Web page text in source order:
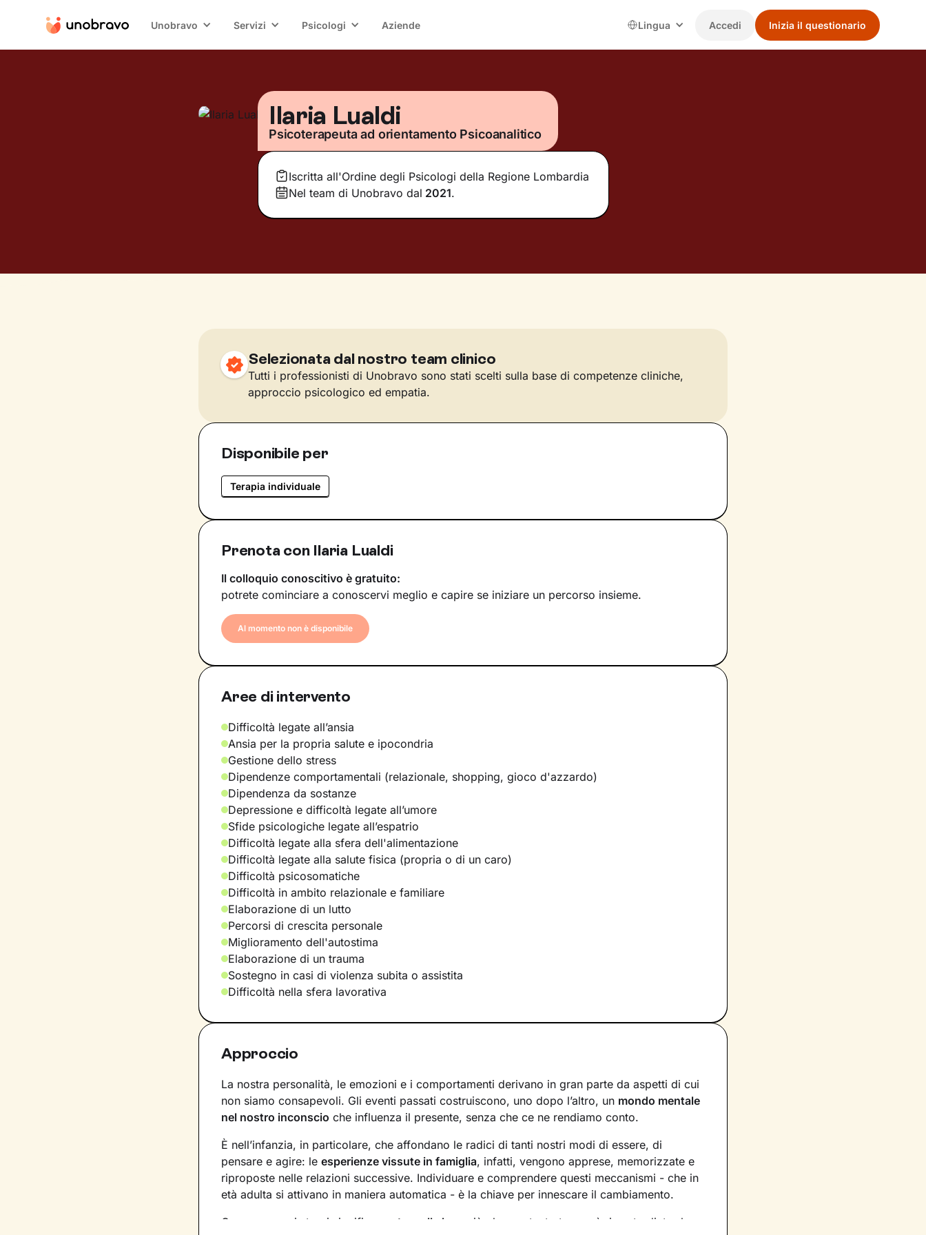
Unobravo Servizi Psicologi Aziende Lingua Accedi Inizia il questionario
Ilaria Lualdi
Psicoterapeuta ad orientamento Psicoanalitico
Iscritta all'Ordine degli Psicologi della Regione Lombardia
Nel team di Unobravo dal 2021.
Selezionata dal nostro team clinico
Tutti i professionisti di Unobravo sono stati scelti sulla base di competenze cliniche,
approccio psicologico ed empatia.
Disponibile per
Terapia individuale
Prenota con Ilaria Lualdi
Il colloquio conoscitivo è gratuito:
potrete cominciare a conoscervi meglio e capire se iniziare un percorso insieme.
Al momento non è disponibile
Aree di intervento
Difficoltà legate all’ansia
Ansia per la propria salute e ipocondria
Gestione dello stress
Dipendenze comportamentali (relazionale, shopping, gioco d'azzardo)
Dipendenza da sostanze
Depressione e difficoltà legate all’umore
Sfide psicologiche legate all’espatrio
Difficoltà legate alla sfera dell'alimentazione
Difficoltà legate alla salute fisica (propria o di un caro)
Difficoltà psicosomatiche
Difficoltà in ambito relazionale e familiare
Elaborazione di un lutto
Percorsi di crescita personale
Miglioramento dell'autostima
Elaborazione di un trauma
Sostegno in casi di violenza subita o assistita
Difficoltà nella sfera lavorativa
Approccio
La nostra personalità, le emozioni e i comportamenti derivano in gran parte da aspetti di cui
non siamo consapevoli. Gli eventi passati costruiscono, uno dopo l’altro, un mondo mentale
nel nostro inconscio che influenza il presente, senza che ce ne rendiamo conto.
È nell’infanzia, in particolare, che affondano le radici di tanti nostri modi di essere, di
pensare e agire: le esperienze vissute in famiglia, infatti, vengono apprese, memorizzate e
riproposte nelle relazioni successive. Individuare e comprendere questi meccanismi - che in
età adulta si attivano in maniera automatica - è la chiave per innescare il cambiamento.
Conoscere noi stessi significa
portare alla luce
ciò che per tanto tempo è rimasto dietro le